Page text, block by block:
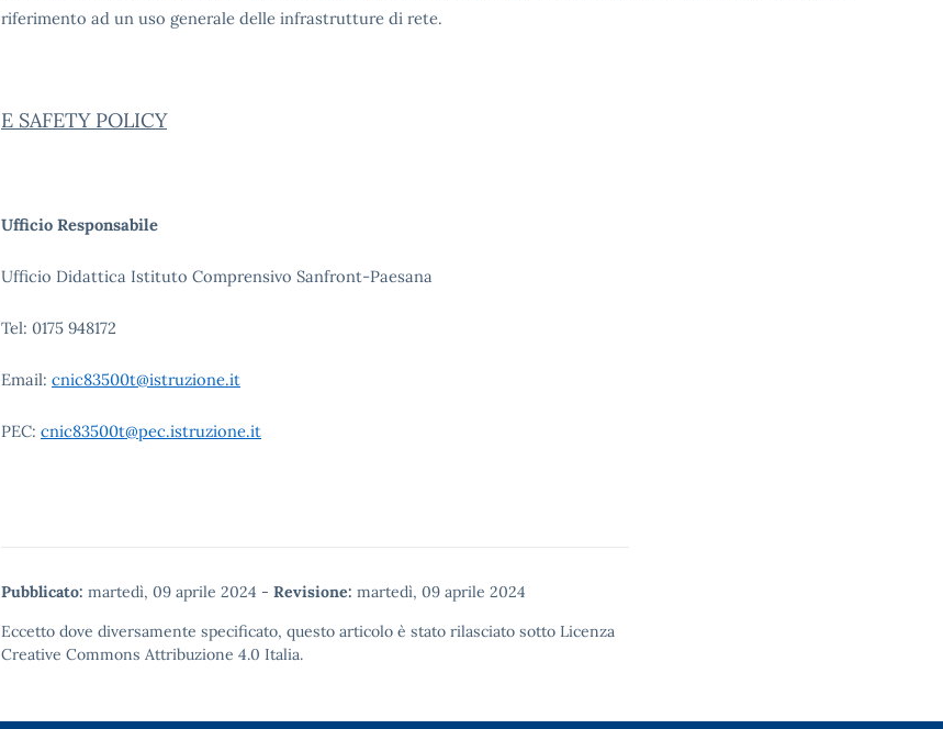
riferimento ad un uso generale delle infrastrutture di rete.
E SAFETY POLICY
Ufficio Responsabile
Ufficio Didattica Istituto Comprensivo Sanfront-Paesana
Tel: 0175 948172
Email: cnic83500t@istruzione.it
PEC: cnic83500t@pec.istruzione.it
Pubblicato: martedì, 09 aprile 2024 - Revisione: martedì, 09 aprile 2024
Eccetto dove diversamente specificato, questo articolo è stato rilasciato sotto Licenza
Creative Commons Attribuzione 4.0 Italia.